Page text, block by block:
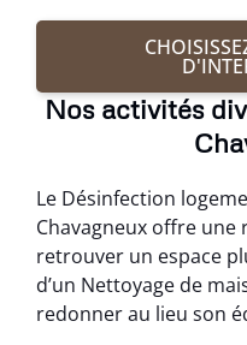
Nos activités
Le Désinfection
Chavagneux offre
retrouver un espace
d’un Nettoyage de
redonner au lieu son